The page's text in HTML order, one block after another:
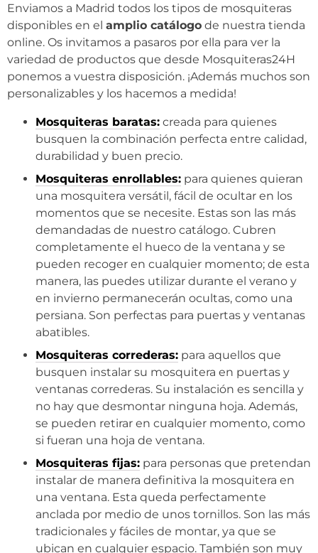
Enviamos a Madrid todos los tipos de mosquiteras
disponibles en el amplio catálogo de nuestra tienda
online. Os invitamos a pasaros por ella para ver la
variedad de productos que desde Mosquiteras24H
ponemos a vuestra disposición. ¡Además muchos son
personalizables y los hacemos a medida!
Mosquiteras baratas: creada para quienes
busquen la combinación perfecta entre calidad,
durabilidad y buen precio.
Mosquiteras enrollables: para quienes quieran
una mosquitera versátil, fácil de ocultar en los
momentos que se necesite. Estas son las más
demandadas de nuestro catálogo. Cubren
completamente el hueco de la ventana y se
pueden recoger en cualquier momento; de esta
manera, las puedes utilizar durante el verano y
en invierno permanecerán ocultas, como una
persiana. Son perfectas para puertas y ventanas
abatibles.
Mosquiteras correderas: para aquellos que
busquen instalar su mosquitera en puertas y
ventanas correderas. Su instalación es sencilla y
no hay que desmontar ninguna hoja. Además,
se pueden retirar en cualquier momento, como
si fueran una hoja de ventana.
Mosquiteras fijas: para personas que pretendan
instalar de manera definitiva la mosquitera en
una ventana. Esta queda perfectamente
anclada por medio de unos tornillos. Son las más
tradicionales y fáciles de montar, ya que se
ubican en cualquier espacio. También son muy